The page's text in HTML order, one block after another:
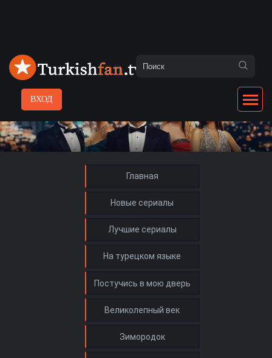
ВХОД
Главная
Новые сериалы
Лучшие сериалы
На турецком языке